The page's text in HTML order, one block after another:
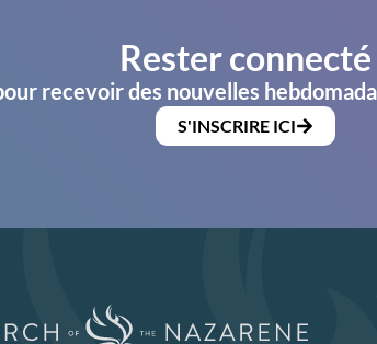
Rester connecté
recevoir des nouvelles
S'INSCRIRE ICI